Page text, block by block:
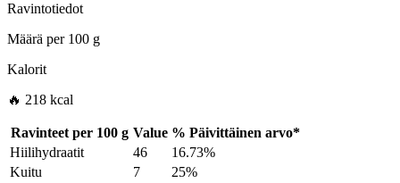
Ravintotiedot
Määrä per100 g
Kalorit
🔥 218 kcal
Ravinteet per 100 g Value % Päivittäinen arvo*
Hiilihydraatit
46
16.73%
Kuitu
7
25%